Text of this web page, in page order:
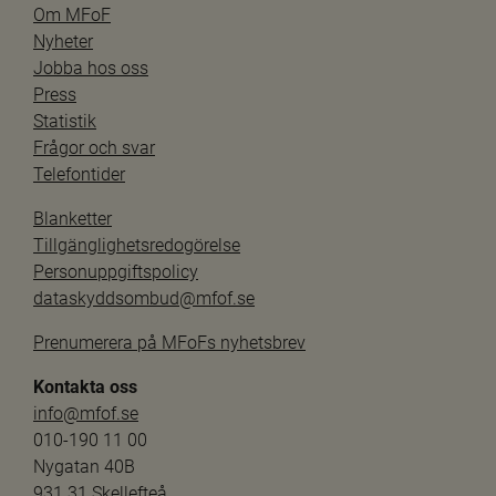
Om MFoF
Nyheter
Jobba hos oss
Press
Statistik
Frågor och svar
Telefontider
Blanketter
Tillgänglighetsredogörelse
Personuppgiftspolicy
dataskyddsombud@mfof.se
Prenumerera på MFoFs nyhetsbrev
Kontakta oss
info@mfof.se
010-190 11 00
Nygatan 40B